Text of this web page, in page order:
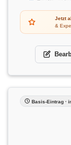
Jetzt
&
Basis-Eintrag ·